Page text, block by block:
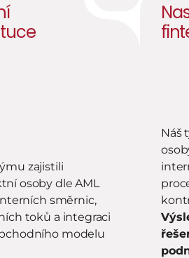
zajistili
osoby dle AML
směrnic,
toků a integraci
modelu
Náš